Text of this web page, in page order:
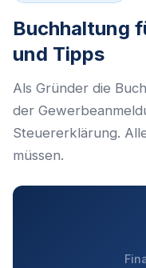
Buchhaltung
und Tipps
Als Gründer die
der
Steuererklärung.
müssen.